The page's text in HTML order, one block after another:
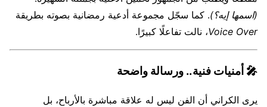
(اسمها إيه؟). كما سجّل مجموعة أدعية رمضانية بصوته بطريقة
Voice Over، نالت تفاعلًا كبيرًا.
🎤 أمنيات فنية.. ورسالة واضحة
يرى الكراني أن الفن ليس له علاقة مباشرة بالأرباح، بل